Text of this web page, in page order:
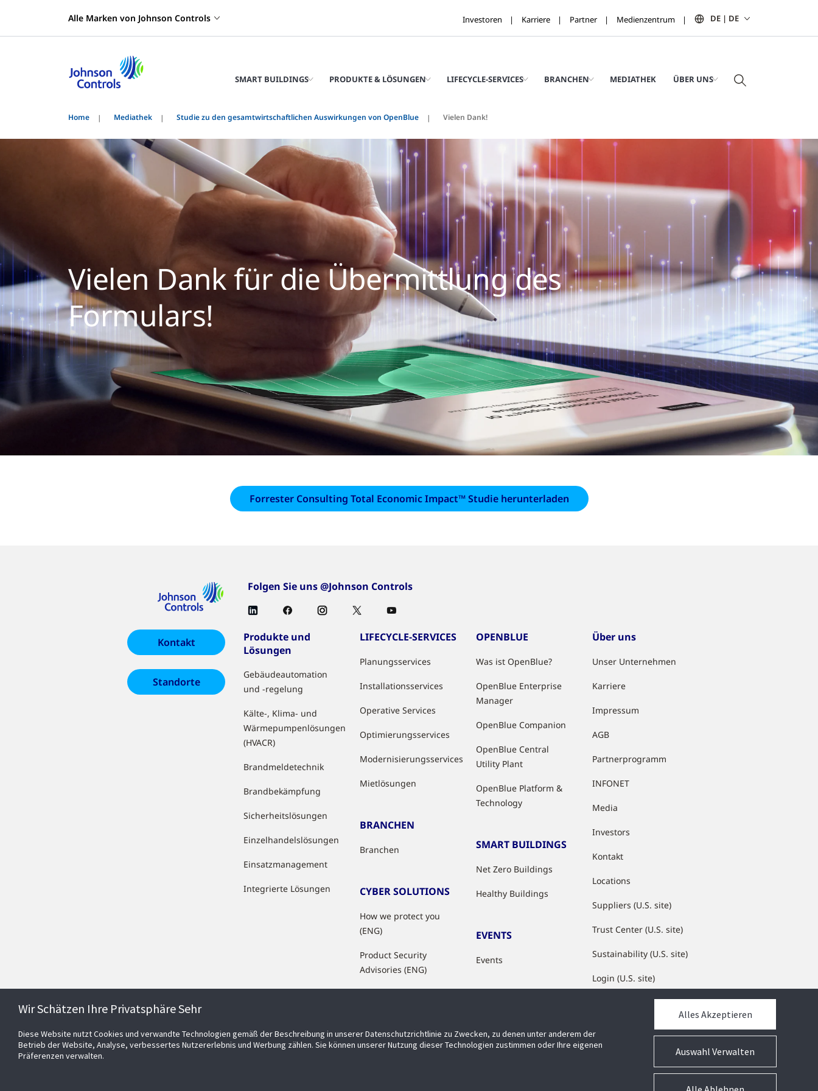
Alle Marken von Johnson Controls Investoren Karriere Partner Medienzentrum DE | DE
SMART BUILDINGS PRODUKTE & LÖSUNGEN LIFECYCLE-SERVICES BRANCHEN MEDIATHEK ÜBER UNS
Home Mediathek Studie zu den gesamtwirtschaftlichen Auswirkungen von OpenBlue Vielen Dank!
Vielen Dank für die Übermittlung des
Formulars!
Forrester Consulting Total Economic Impact™ Studie herunterladen
Folgen Sie uns @Johnson Controls
Kontakt
Standorte
Produkte und
Lösungen
Gebäudeautomation
und -regelung
Kälte-, Klima- und
Wärmepumpenlösungen
(HVACR)
Brandmeldetechnik
Brandbekämpfung
Sicherheitslösungen
Einzelhandelslösungen
Einsatzmanagement
Integrierte Lösungen
LIFECYCLE-SERVICES
Planungsservices
Installationsservices
Operative Services
Optimierungsservices
Modernisierungsservices
Mietlösungen
BRANCHEN
Branchen
CYBER SOLUTIONS
How we protect you
(ENG)
Product Security
Advisories (ENG)
OPENBLUE
Was ist OpenBlue?
OpenBlue Enterprise
Manager
OpenBlue Companion
OpenBlue Central
Utility Plant
OpenBlue Platform &
Technology
SMART BUILDINGS
Net Zero Buildings
Healthy Buildings
EVENTS
Events
Über uns
Unser Unternehmen
Karriere
Impressum
AGB
Partnerprogramm
INFONET
Media
Investors
Kontakt
Locations
Suppliers (U.S. site)
Trust Center (U.S. site)
Sustainability (U.S. site)
Login (U.S. site)
Mediathek
Wir Schätzen Ihre Privatsphäre Sehr
Diese Website nutzt Cookies und verwandte Technologien gemäß der Beschreibung in unserer Datenschutzrichtlinie zu Zwecken, zu denen unter anderem der
Betrieb der Website, Analyse, verbessertes Nutzererlebnis und Werbung zählen. Sie können unserer Nutzung dieser Technologien zustimmen oder Ihre eigenen
Präferenzen verwalten.
Auswahl Verwalten
Alles Akzeptieren